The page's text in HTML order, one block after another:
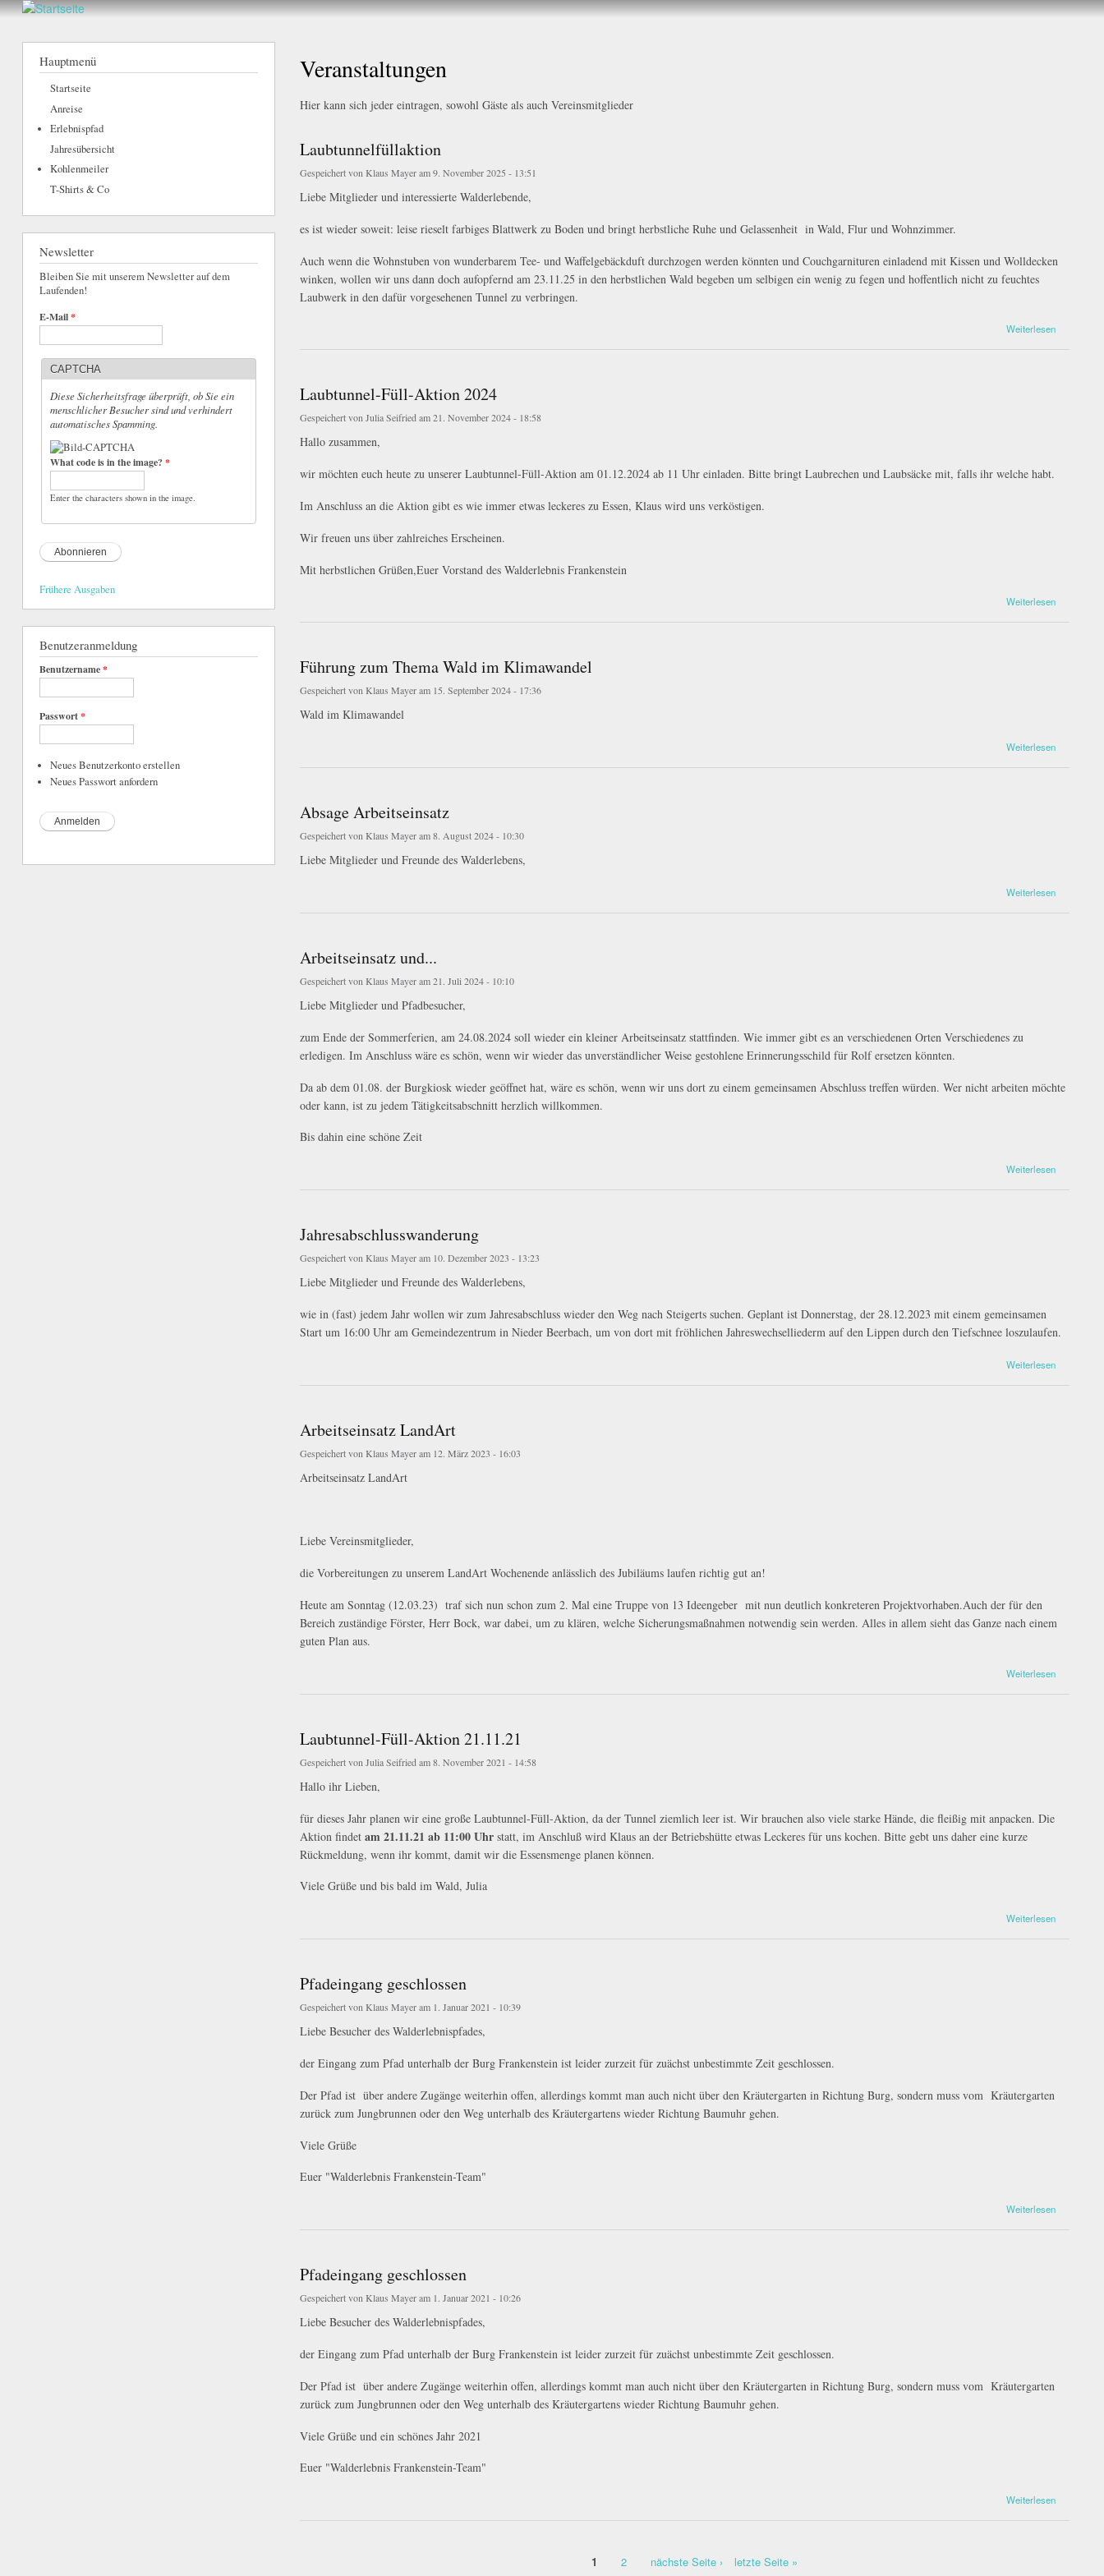
Direkt
Frankenstein
e.V.
hier
Veranstaltungen
Hier kann sich jeder eintragen, sowohl Gäste als auch Vereinsmitglieder
Laubtunnelfüllaktion
Gespeichert von Klaus Mayeram 9. November 2025 - 13:51
Liebe Mitglieder und interessierte Walderlebende,
es ist wieder soweit: leise rieselt farbiges Blattwerk zu Boden und bringt herbstliche Ruhe und Gelassenheit in Wald, Flur und Wohnzimmer.
Auch wenn die Wohnstuben von wunderbarem Tee- und Waffelgebäckduft durchzogen werden könnten und Couchgarnituren einladend mit Kissen und Wolldecken
winken, wollen wir uns dann doch aufopfernd am 23.11.25 in den herbstlichen Wald begeben um selbigen ein wenig zu fegen und hoffentlich nicht zu feuchtes
Laubwerk in den dafür vorgesehenen Tunnel zu verbringen.
Weiterlesen
Laubtunnel-Füll-Aktion 2024
Gespeichert vonJulia Seifriedam 21. November 2024 - 18:58
Hallo zusammen,
wir möchten euch heute zu unserer Laubtunnel-Füll-Aktion am 01.12.2024 ab 11 Uhr einladen. Bitte bringt Laubrechen und Laubsäcke mit, falls ihr welche habt.
Im Anschluss an die Aktion gibt es wie immer etwas leckeres zu Essen, Klaus wird uns verköstigen.
Wir freuen uns über zahlreiches Erscheinen.
Mit herbstlichen Grüßen,Euer Vorstand des Walderlebnis Frankenstein
Weiterlesen
Führung zum Thema Wald im Klimawandel
Gespeichert vonKlaus Mayeram 15. September 2024 - 17:36
Wald im Klimawandel
Weiterlesen
Absage Arbeitseinsatz
Gespeichert von Klaus Mayeram 8. August 2024 - 10:30
Liebe Mitglieder und Freunde des Walderlebens,
Weiterlesen
Arbeitseinsatz und...
Gespeichert von Klaus Mayeram 21. Juli 2024 - 10:10
Liebe Mitglieder und Pfadbesucher,
zum Ende der Sommerferien, am 24.08.2024 soll wieder ein kleiner Arbeitseinsatz stattfinden. Wie immer gibt es an verschiedenen Orten Verschiedenes zu
erledigen. Im Anschluss wäre es schön, wenn wir wieder das unverständlicher Weise gestohlene Erinnerungsschild für Rolf ersetzen könnten.
Da ab dem 01.08. der Burgkiosk wieder geöffnet hat, wäre es schön, wenn wir uns dort zu einem gemeinsamen Abschluss treffen würden. Wer nicht arbeiten möchte
oder kann, ist zu jedem Tätigkeitsabschnitt herzlich willkommen.
Bis dahin eine schöne Zeit
Weiterlesen
Jahresabschlusswanderung
Gespeichert von Klaus Mayeram 10. Dezember 2023 - 13:23
Liebe Mitglieder und Freunde des Walderlebens,
wie in (fast) jedem Jahr wollen wir zum Jahresabschluss wieder den Weg nach Steigerts suchen. Geplant ist Donnerstag, der 28.12.2023 mit einem gemeinsamen
Start um 16:00 Uhr am Gemeindezentrum in Nieder Beerbach, um von dort mit fröhlichen Jahreswechselliederm auf den Lippen durch den Tiefschnee loszulaufen.
Weiterlesen
Arbeitseinsatz LandArt
Gespeichert von Klaus Mayeram 12. März 2023 - 16:03
Arbeitseinsatz LandArt
Liebe Vereinsmitglieder,
die Vorbereitungen zu unserem LandArt Wochenende anlässlich des Jubiläums laufen richtig gut an!
Heute am Sonntag (12.03.23) traf sich nun schon zum 2. Mal eine Truppe von 13 Ideengeber mit nun deutlich konkreteren Projektvorhaben.Auch der für den
Bereich zuständige Förster, Herr Bock, war dabei, um zu klären, welche Sicherungsmaßnahmen notwendig sein werden. Alles in allem sieht das Ganze nach einem
guten Plan aus.
Weiterlesen
Laubtunnel-Füll-Aktion 21.11.21
Gespeichert von Julia Seifried am 8. November 2021 - 14:58
Hallo ihr Lieben,
für dieses Jahr planen wir eine große Laubtunnel-Füll-Aktion, da der Tunnel ziemlich leer ist. Wir brauchen also viele starke Hände, die fleißig mit anpacken. Die
Aktion findet am 21.11.21 ab 11:00 Uhrstatt, im Anschluß wird Klaus an der Betriebshütte etwas Leckeres für uns kochen. Bitte gebt uns daher eine kurze
Rückmeldung, wenn ihr kommt, damit wir die Essensmenge planen können.
Viele Grüße und bis bald im Wald, Julia
Weiterlesen
Pfadeingang geschlossen
Gespeichert von Klaus Mayeram 1. Januar 2021 - 10:39
Liebe Besucher des Walderlebnispfades,
der Eingang zum Pfad unterhalb der Burg Frankenstein ist leider zurzeit für zuächst unbestimmte Zeit geschlossen.
Der Pfad ist über andere Zugänge weiterhin offen, allerdings kommt man auch nicht über den Kräutergarten in Richtung Burg, sondern muss vom Kräutergarten
zurück zum Jungbrunnen oder den Weg unterhalb des Kräutergartens wieder Richtung Baumuhr gehen.
Viele Grüße
Euer "Walderlebnis Frankenstein-Team"
Weiterlesen
Pfadeingang geschlossen
Gespeichert von Klaus Mayeram 1. Januar 2021 - 10:26
Liebe Besucher des Walderlebnispfades,
der Eingang zum Pfad unterhalb der Burg Frankenstein ist leider zurzeit für zuächst unbestimmte Zeit geschlossen.
Der Pfad ist über andere Zugänge weiterhin offen, allerdings kommt man auch nicht über den Kräutergarten in Richtung Burg, sondern muss vom Kräutergarten
zurück zum Jungbrunnen oder den Weg unterhalb des Kräutergartens wieder Richtung Baumuhr gehen.
Viele Grüße und ein schönes Jahr 2021
Euer "Walderlebnis Frankenstein-Team"
Weiterlesen
1 2 nächste Seite › letzte Seite »
Hauptmenü
Startseite
Anreise
Erlebnispfad
Jahresübersicht
Kohlenmeiler
T-Shirts & Co
Newsletter
Bleiben Sie mit unserem Newsletter auf dem
Laufenden!
E-Mail*
CAPTCHA
Diese Sicherheitsfrage überprüft, ob Sie ein
menschlicher Besucher sind und verhindert
automatisches Spamming.
What code is in the image?*
Enter the characters shown in the image.
Frühere Ausgaben
Benutzeranmeldung
Benutzername*
Passwort*
Neues Benutzerkonto erstellen
Neues Passwort anfordern